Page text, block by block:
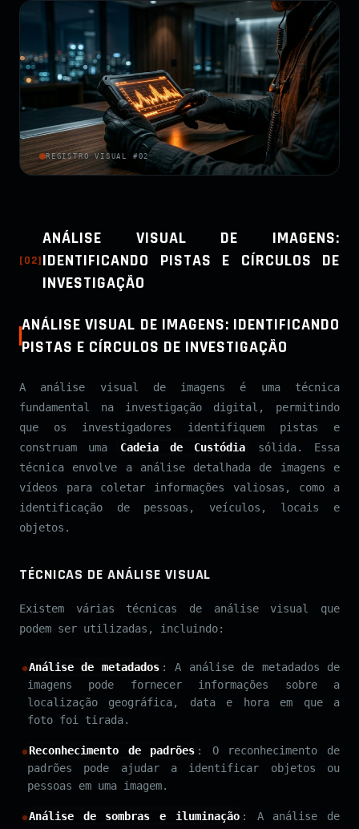
REGISTRO VISUAL #02
[02]
ANÁLISE VISUAL DE IMAGENS:
IDENTIFICANDO PISTAS E CÍRCULOS DE
INVESTIGAÇÃO
ANÁLISE VISUAL DE IMAGENS: IDENTIFICANDO
PISTAS E CÍRCULOS DE INVESTIGAÇÃO
A análise visual de imagens é uma técnica
fundamental na investigação digital, permitindo
que os investigadores identifiquem pistas e
construam uma
Cadeia de Custódia
sólida. Essa
técnica envolve a análise detalhada de imagens e
vídeos para coletar informações valiosas, como a
identificação de pessoas, veículos, locais e
objetos.
TÉCNICAS DE ANÁLISE VISUAL
Existem várias técnicas de análise visual que
podem ser utilizadas, incluindo:
Análise de metadados : A análise de metadados de
imagens pode fornecer informações sobre a
localização geográfica, data e hora em que a
foto foi tirada.
Reconhecimento de padrões : O reconhecimento de
padrões pode ajudar a identificar objetos ou
pessoas em uma imagem.
Análise de sombras e iluminação : A análise de